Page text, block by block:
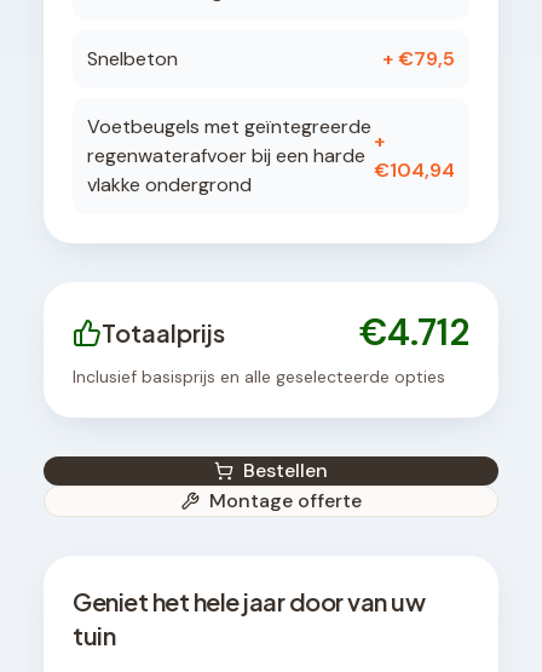
Snelbeton + €79,5
Voetbeugels met geïntegreerde
regenwaterafvoer bij een harde
vlakke ondergrond
+
€104,94
Totaalprijs €4.712
Inclusief basisprijs en alle geselecteerde opties
Bestellen
Montage offerte
Geniet het hele jaar door van uw
tuin